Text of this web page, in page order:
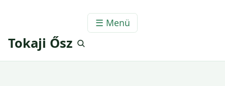
☰ Menü
Tokaji Ősz